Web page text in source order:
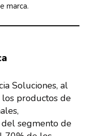
marca.
Soluciones, al
productos de
segmento de